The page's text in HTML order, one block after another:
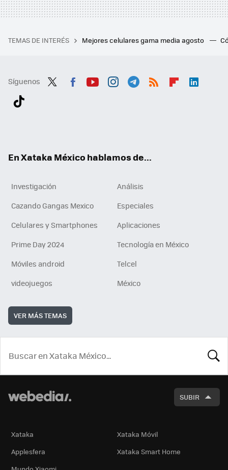
TEMAS DE INTERÉS Mejores celulares gama media agosto
Síguenos
En Xataka México hablamos de...
Investigación
Análisis
Cazando Gangas Mexico
Especiales
Celulares y Smartphones
Aplicaciones
Prime Day 2024
Tecnología en México
Móviles android
Telcel
videojuegos
México
VER MÁS TEMAS
SUBIR
Xataka
Xataka Móvil
Applesfera
Xataka Smart Home